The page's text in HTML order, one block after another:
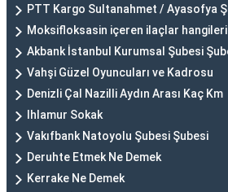
PTT Kargo Sultanahmet / Ayasofya
Moksifloksasin içeren ilaçlar
Akbank İstanbul Kurumsal Şubesi
Vahşi Güzel Oyuncuları ve Kadrosu
Denizli Çal Nazilli Aydın Arası Kaç Km
Ihlamur Sokak
Vakıfbank Natoyolu Şubesi Şubesi
Deruhte Etmek Ne Demek
Kerrake Ne Demek